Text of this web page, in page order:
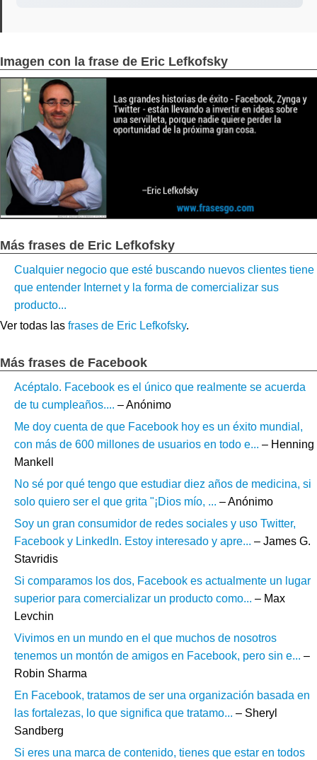
Imagen con la frase de Eric Lefkofsky
Más frases de Eric Lefkofsky
Cualquier negocio que esté buscando nuevos clientes tiene
que entender Internet y la forma de comercializar sus
producto...
Ver todas las frases de Eric Lefkofsky.
Más frases de Facebook
Acéptalo. Facebook es el único que realmente se acuerda
de tu cumpleaños.... – Anónimo
Me doy cuenta de que Facebook hoy es un éxito mundial,
con más de 600 millones de usuarios en todo e... – Henning
Mankell
No sé por qué tengo que estudiar diez años de medicina, si
solo quiero ser el que grita "¡Dios mío, ... – Anónimo
Soy un gran consumidor de redes sociales y uso Twitter,
Facebook y LinkedIn. Estoy interesado y apre... – James G.
Stavridis
Si comparamos los dos, Facebook es actualmente un lugar
superior para comercializar un producto como... – Max
Levchin
Vivimos en un mundo en el que muchos de nosotros
tenemos un montón de amigos en Facebook, pero sin e... –
Robin Sharma
En Facebook, tratamos de ser una organización basada en
las fortalezas, lo que significa que tratamo... – Sheryl
Sandberg
Si eres una marca de contenido, tienes que estar en todos